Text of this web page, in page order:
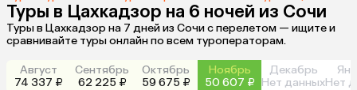
Туры в Цахкадзор на 6 ночей из Сочи
Туры в Цахкадзор на 7 дней из Сочи с перелетом — ищите и
сравнивайте туры онлайн по всем туроператорам.
Август
74 337 ₽
Сентябрь
62 225 ₽
Октябрь
59 675 ₽
Ноябрь
50 607 ₽
Декабрь
Нет данныхНет